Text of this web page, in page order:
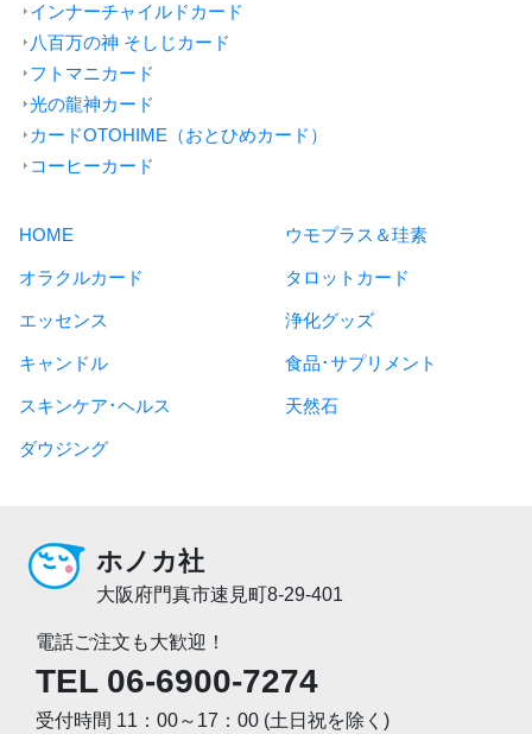
インナーチャイルドカード
八百万の神 そしじカード
フトマニカード
光の龍神カード
カードOTOHIME（おとひめカード）
コーヒーカード
HOME ウモプラス＆珪素
オラクルカード タロットカード
エッセンス 浄化グッズ
キャンドル 食品･サプリメント
スキンケア･ヘルス 天然石
ダウジング
ホノカ社
大阪府門真市速見町8-29-401
電話ご注文も大歓迎！
TEL 06-6900-7274
受付時間 11：00～17：00 (土日祝を除く)